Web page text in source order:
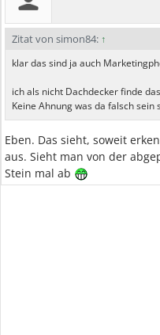
Zitat von simon84: ↑
klar das sind ja auch
ich als nicht Dachdecker finde
Keine Ahnung was da falsch sein
Eben. Das sieht, soweit
aus. Sieht man von der
Stein mal ab